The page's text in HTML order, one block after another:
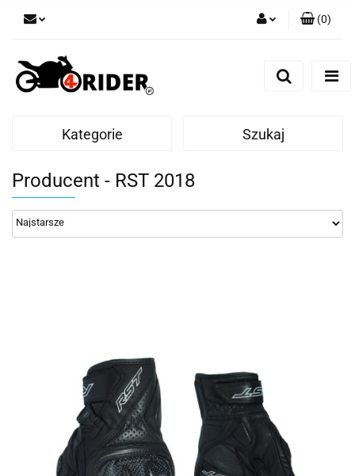
(0)
Kategorie Szukaj
Producent - RST 2018